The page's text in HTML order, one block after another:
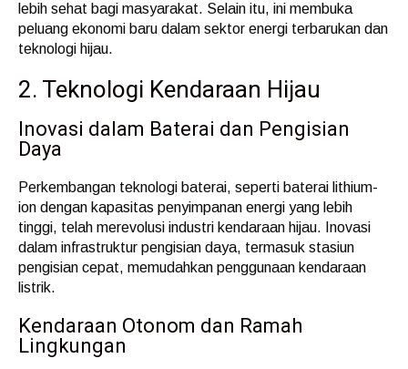
lebih sehat bagi masyarakat. Selain itu, ini membuka
peluang ekonomi baru dalam sektor energi terbarukan dan
teknologi hijau.
2. Teknologi Kendaraan Hijau
Inovasi dalam Baterai dan Pengisian
Daya
Perkembangan teknologi baterai, seperti baterai lithium-
ion dengan kapasitas penyimpanan energi yang lebih
tinggi, telah merevolusi industri kendaraan hijau. Inovasi
dalam infrastruktur pengisian daya, termasuk stasiun
pengisian cepat, memudahkan penggunaan kendaraan
listrik.
Kendaraan Otonom dan Ramah
Lingkungan